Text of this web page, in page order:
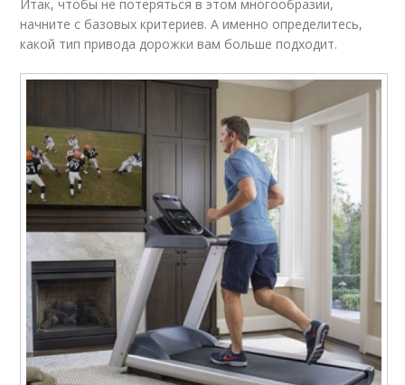
Итак, чтобы не потеряться в этом многообразии,
начните с базовых критериев. А именно определитесь,
какой тип привода дорожки вам больше подходит.